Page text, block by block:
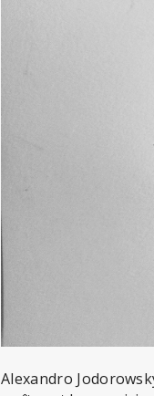
Alexandro